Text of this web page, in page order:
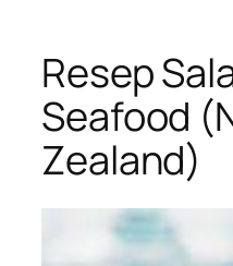
Resep
Seafood
Zealand)